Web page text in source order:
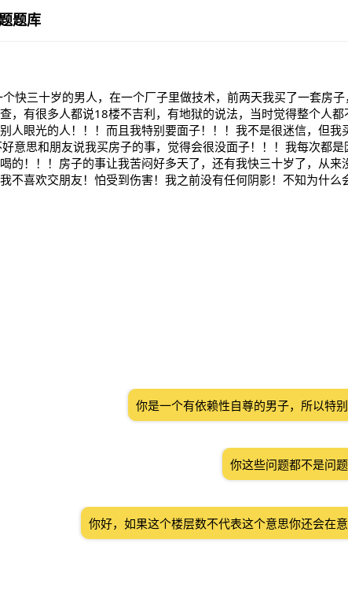
题库
快三十岁的男人，在一个厂子里做技术，前两天我买了一套房
，有很多人都说18楼不吉利，有地狱的说法，当时觉得整个人
人眼光的人！！！而且我特别要面子！！！我不是很迷信，但我
意思和朋友说我买房子的事，觉得会很没面子！！！我每次都是
的！！！房子的事让我苦闷好多天了，还有我快三十岁了，从来
不喜欢交朋友！怕受到伤害！我之前没有任何阴影！不知为什么
你是一个有依赖性自尊的男子，所以特
你这些问题都不是问
你好，如果这个楼层数不代表这个意思你还会在意